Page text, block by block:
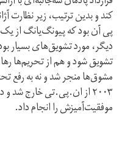
كند و بدين ترتيب، زير نظارت
پی آن بود که پیونگ‌یانگ از
دیگر، مورد تشویق‌های بسیار
تشویق شود و هم از تحریم‌ها
مشوق‌ها منجر شد و نه به رفع
موفقیت‌آمیزش را انجام داد.